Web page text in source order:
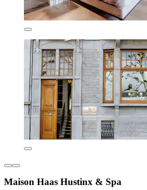
Maison Haas Hustinx & Spa